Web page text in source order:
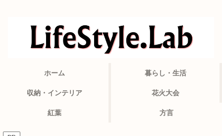
ホーム 暮らし・生活
収納・インテリア 花火大会
紅葉 方言